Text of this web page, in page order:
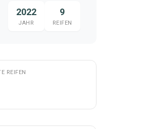
2022
JAHR
9
REIFEN
REIFEN